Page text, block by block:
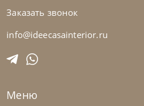
Samoa
Диван Cherry
Заказать звонок
info@ideecasainterior.ru
Меню